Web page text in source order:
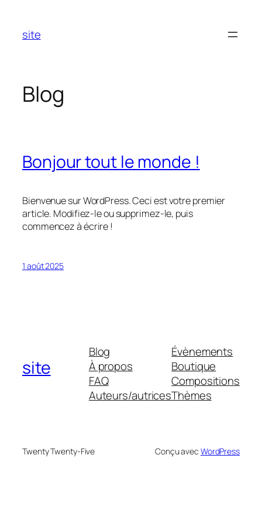
contenu
site
Blog
Bonjour tout le monde !
Bienvenue sur WordPress. Ceci est votre premier
article. Modifiez-le ou supprimez-le, puis
commencez à écrire !
1 août 2025
site
Blog
À propos
FAQ
Auteurs/autrices
Évènements
Boutique
Compositions
Thèmes
Twenty Twenty-Five Conçu avec WordPress